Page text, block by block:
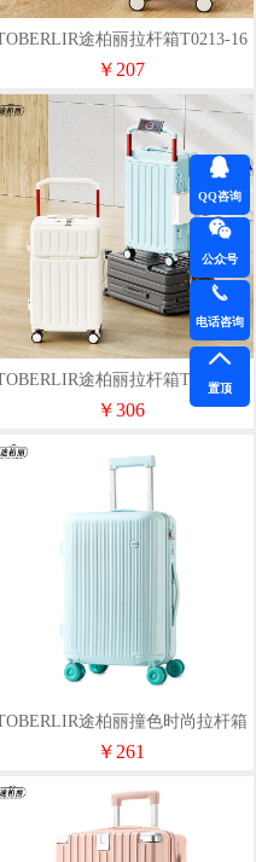
途柏丽拉杆箱T0213-16
寸
￥207
途柏丽拉杆箱T0236-20
￥306
途柏丽撞色时尚拉杆箱
T0269-20
￥261
QQ咨询
公众号
电话咨询
置顶